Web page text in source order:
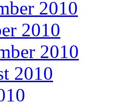
2010
2010
2010
2010